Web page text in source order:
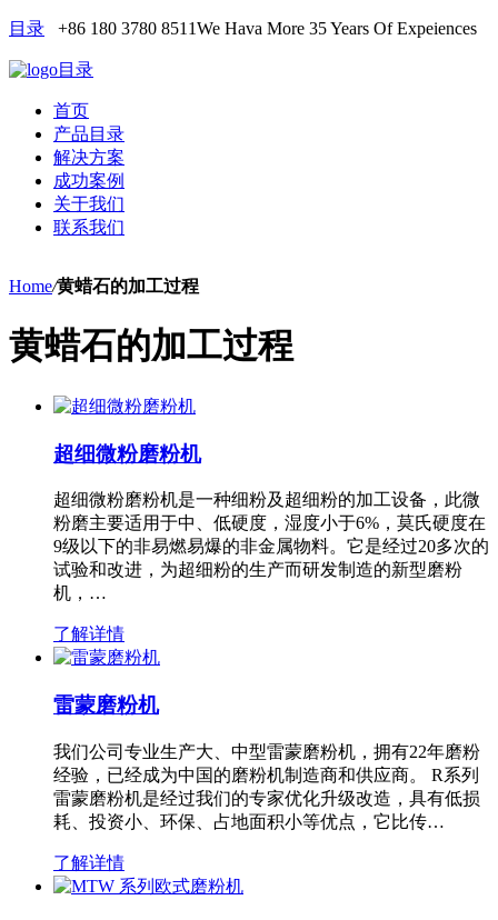
目录 +86 180 3780 8511We Hava More 35 Years Of Expeiences
目录
首页
产品目录
解决方案
成功案例
关于我们
联系我们
Home/黄蜡石的加工过程
黄蜡石的加工过程
超细微粉磨粉机
超细微粉磨粉机是一种细粉及超细粉的加工设备，此微
粉磨主要适用于中、低硬度，湿度小于6%，莫氏硬度在
9级以下的非易燃易爆的非金属物料。它是经过20多次的
试验和改进，为超细粉的生产而研发制造的新型磨粉
机，…
了解详情
雷蒙磨粉机
我们公司专业生产大、中型雷蒙磨粉机，拥有22年磨粉
经验，已经成为中国的磨粉机制造商和供应商。 R系列
雷蒙磨粉机是经过我们的专家优化升级改造，具有低损
耗、投资小、环保、占地面积小等优点，它比传…
了解详情